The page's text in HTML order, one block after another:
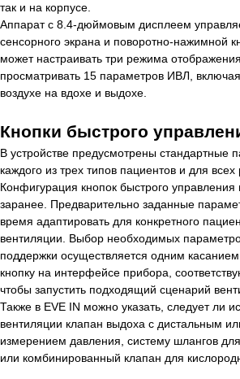
так и на корпусе.
Аппарат с 8.4-дюймовым дисплеем
сенсорного экрана и поворотно-нажимной
может настраивать три режима
просматривать 15 параметров ИВЛ,
воздухе на вдохе и выдохе.
Кнопки быстрого
В устройстве предусмотрены стандартные
каждого из трех типов пациентов и для
Конфигурация кнопок быстрого управления
заранее. Предварительно заданные
время адаптировать для конкретного
вентиляции. Выбор необходимых
поддержки осуществляется одним
кнопку на интерфейсе прибора,
чтобы запустить подходящий сценарий
Также в EVE IN можно указать, следует ли
вентиляции клапан выдоха с дистальным
измерением давления, систему шлангов
или комбинированный клапан для